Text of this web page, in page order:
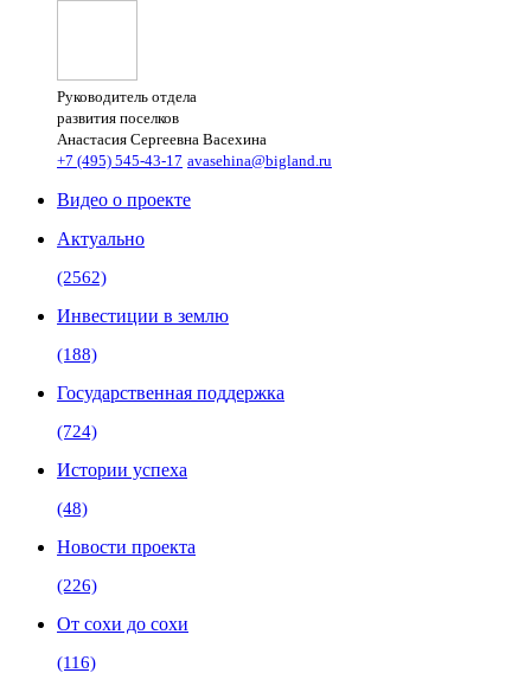
Руководитель отдела
развития поселков
Анастасия Сергеевна Васехина
+7 (495) 545-43-17 avasehina@bigland.ru
Видео о проекте
Актуально
(2562)
Инвестиции в землю
(188)
Государственная поддержка
(724)
Истории успеха
(48)
Новости проекта
(226)
От сохи до сохи
(116)